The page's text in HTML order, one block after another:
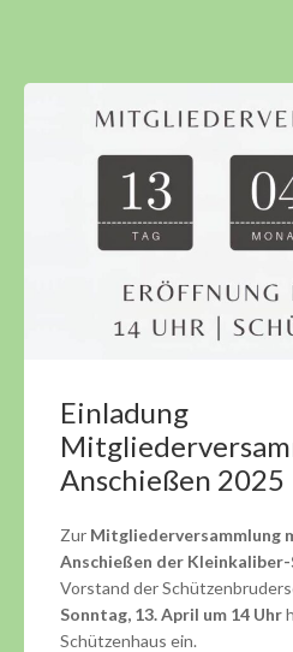
Einladung
Anschießen 2025
Zur Mitgliederversammlung
Anschießen der Kleinkaliber-
Vorstand der
Sonntag, 13. April um 14 Uhr
Schützenhaus ein.